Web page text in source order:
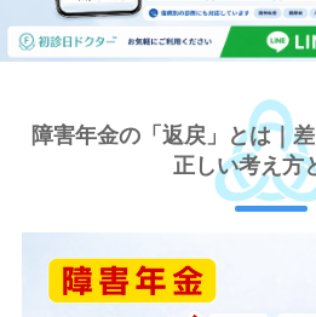
無料診断
障害年金の「返戻」とは｜
正しい考え方